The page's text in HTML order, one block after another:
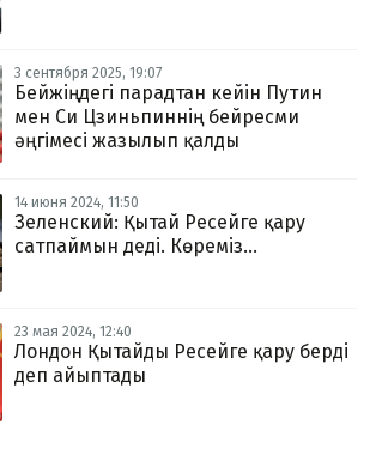
3 сентября 2025, 19:07
Бейжіңдегі парадтан кейін Путин
мен Си Цзиньпиннің бейресми
әңгімесі жазылып қалды
14 июня 2024, 11:50
Зеленский: Қытай Ресейге қару
сатпаймын деді. Көреміз...
23 мая 2024, 12:40
Лондон Қытайды Ресейге қару берді
деп айыптады